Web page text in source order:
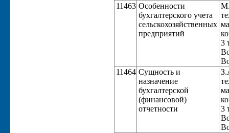
11463 Особенности
бухгалтерского учета
сельскохозяйственных
предприятий
3
11464 Сущность и
назначение
бухгалтерской
(финансовой)
отчетности
3